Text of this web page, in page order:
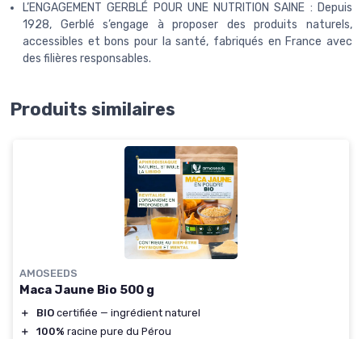
L’ENGAGEMENT GERBLÉ POUR UNE NUTRITION SAINE : Depuis
1928, Gerblé s’engage à proposer des produits naturels,
accessibles et bons pour la santé, fabriqués en France avec
des filières responsables.
Produits similaires
AMOSEEDS
Maca Jaune Bio 500 g
＋ BIO certifiée — ingrédient naturel
＋
100% racine pure du Pérou